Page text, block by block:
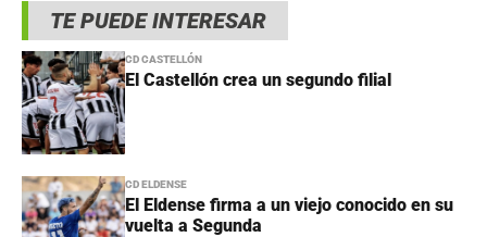
TE PUEDE INTERESAR
CD CASTELLÓN
El Castellón crea un segundo filial
CD ELDENSE
El Eldense firma a un viejo conocido en su
vuelta a Segunda